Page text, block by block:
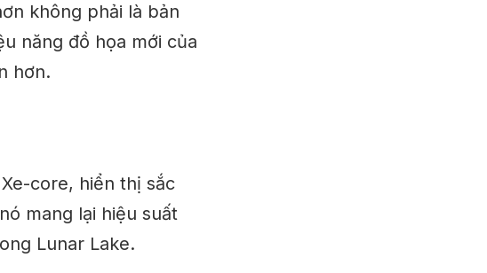
không phải là bản
năng đồ họa mới của
hơn.
core, hiển thị sắc
mang lại hiệu suất
Lunar Lake.